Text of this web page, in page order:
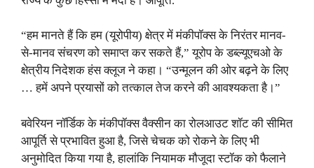
“हम मानते हैं कि हम (यूरोपीय) क्षेत्र में मंकीपॉक्स के निरंतर मानव-
से-मानव संचरण को समाप्त कर सकते हैं,” यूरोप के डब्ल्यूएचओ के
क्षेत्रीय निदेशक हंस क्लूज ने कहा। “उन्मूलन की ओर बढ़ने के लिए
… हमें अपने प्रयासों को तत्काल तेज करने की आवश्यकता है।”
बवेरियन नॉर्डिक के मंकीपॉक्स वैक्सीन का रोलआउट शॉट की सीमित
आपूर्ति से प्रभावित हुआ है, जिसे चेचक को रोकने के लिए भी
अनुमोदित किया गया है, हालांकि नियामक मौजूदा स्टॉक को फैलाने